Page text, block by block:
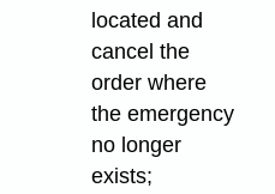
located and
cancel the
order where
the emergency
no longer
exists;